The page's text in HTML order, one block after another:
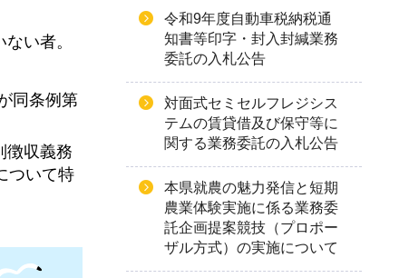
い者。
同条例第
徴収義務
ついて特
令和9年度自動車税納税通
知書等印字・封入封緘業務
委託の入札公告
対面式セミセルフレジシス
テムの賃貸借及び保守等に
関する業務委託の入札公告
本県就農の魅力発信と短期
農業体験実施に係る業務委
託企画提案競技（プロポー
ザル方式）の実施について